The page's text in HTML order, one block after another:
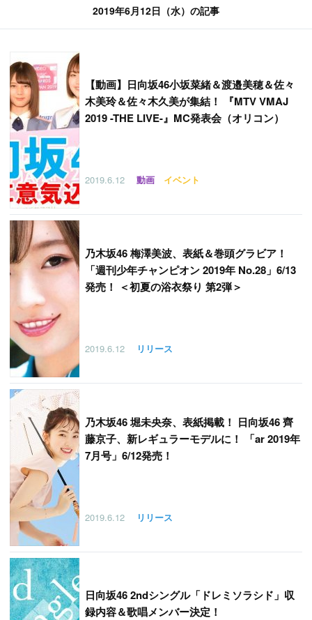
2019年6月12日（水）の記事
【動画】日向坂46小坂菜緒＆渡邉美穂＆佐々
木美玲＆佐々木久美が集結！ 『MTV VMAJ
2019 -THE LIVE-』MC発表会（オリコン）
2019.6.12 動画 イベント
乃木坂46 梅澤美波、表紙＆巻頭グラビア！
「週刊少年チャンピオン 2019年 No.28」6/13
発売！ ＜初夏の浴衣祭り 第2弾＞
2019.6.12 リリース
乃木坂46 堀未央奈、表紙掲載！ 日向坂46 齊
藤京子、新レギュラーモデルに！ 「ar 2019年
7月号」6/12発売！
2019.6.12 リリース
日向坂46 2ndシングル「ドレミソラシド」収
録内容＆歌唱メンバー決定！